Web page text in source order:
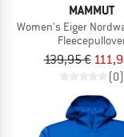
MAMMUT
Women's Eiger
139,95 €
(0)